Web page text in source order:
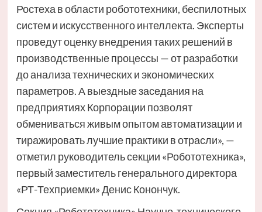
Ростеха в области робототехники, беспилотных
систем и искусственного интеллекта. Эксперты
проведут оценку внедрения таких решений в
производственные процессы — от разработки
до анализа технических и экономических
параметров. А выездные заседания на
предприятиях Корпорации позволят
обмениваться живым опытом автоматизации и
тиражировать лучшие практики в отрасли», —
отметил руководитель секции «Робототехника»,
первый заместитель генерального директора
«РТ-Техприемки» Денис Конончук.